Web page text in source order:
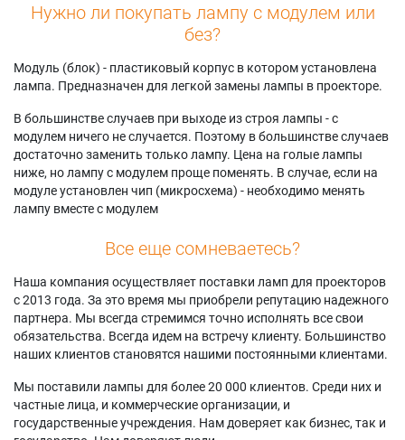
Нужно ли покупать лампу с модулем или
без?
Модуль (блок) - пластиковый корпус в котором установлена
лампа. Предназначен для легкой замены лампы в проекторе.
В большинстве случаев при выходе из строя лампы - с
модулем ничего не случается. Поэтому в большинстве случаев
достаточно заменить только лампу. Цена на голые лампы
ниже, но лампу с модулем проще поменять. В случае, если на
модуле установлен чип (микросхема) - необходимо менять
лампу вместе с модулем
Все еще сомневаетесь?
Наша компания осуществляет поставки ламп для проекторов
с 2013 года. За это время мы приобрели репутацию надежного
партнера. Мы всегда стремимся точно исполнять все свои
обязательства. Всегда идем на встречу клиенту. Большинство
наших клиентов становятся нашими постоянными клиентами.
Мы поставили лампы для более 20 000 клиентов. Среди них и
частные лица, и коммерческие организации, и
государственные учреждения. Нам доверяет как бизнес, так и